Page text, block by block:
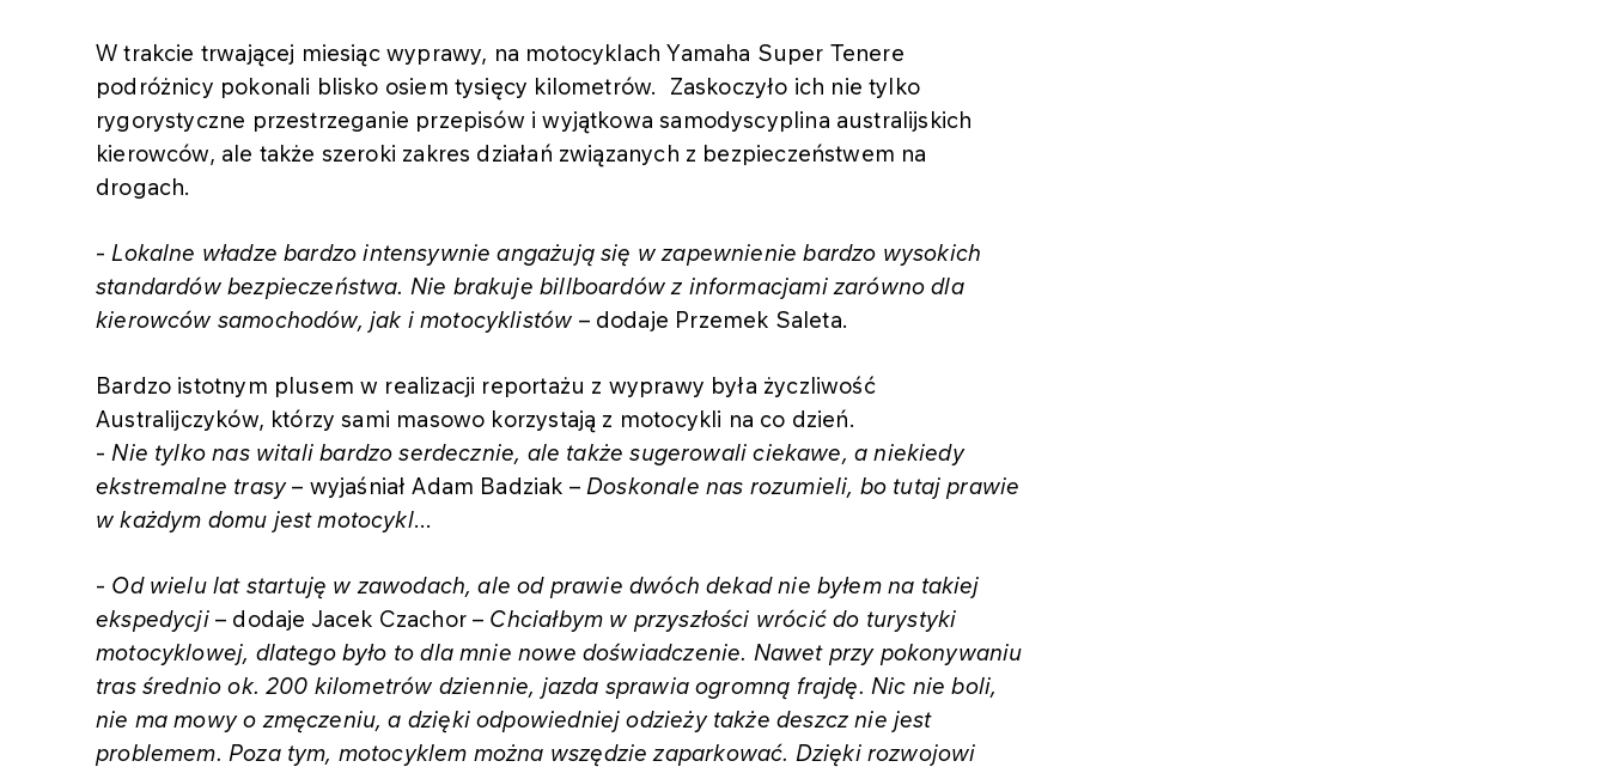
W trakcie trwającej miesiąc wyprawy, na motocyklach Yamaha Super Tenere
podróżnicy pokonali blisko osiem tysięcy kilometrów. Zaskoczyło ich nie tylko
rygorystyczne przestrzeganie przepisów i wyjątkowa samodyscyplina australijskich
kierowców, ale także szeroki zakres działań związanych z bezpieczeństwem na
drogach.
- Lokalne władze bardzo intensywnie angażują się w zapewnienie bardzo wysokich
standardów bezpieczeństwa. Nie brakuje billboardów z informacjami zarówno dla
kierowców samochodów, jak i motocyklistów – dodaje Przemek Saleta.
Bardzo istotnym plusem w realizacji reportażu z wyprawy była życzliwość
Australijczyków, którzy sami masowo korzystają z motocykli na co dzień.
- Nie tylko nas witali bardzo serdecznie, ale także sugerowali ciekawe, a niekiedy
ekstremalne trasy– wyjaśniał Adam Badziak – Doskonale nas rozumieli, bo tutaj prawie
w każdym domu jest motocykl...
- Od wielu lat startuję w zawodach, ale od prawie dwóch dekad nie byłem na takiej
ekspedycji – dodaje Jacek Czachor – Chciałbym w przyszłości wrócić do turystyki
motocyklowej, dlatego było to dla mnie nowe doświadczenie. Nawet przy pokonywaniu
tras średnio ok. 200 kilometrów dziennie, jazda sprawia ogromną frajdę. Nic nie boli,
nie ma mowy o zmęczeniu, a dzięki odpowiedniej odzieży także deszcz nie jest
problemem. Poza tym, motocyklem można wszędzie zaparkować. Dzięki rozwojowi